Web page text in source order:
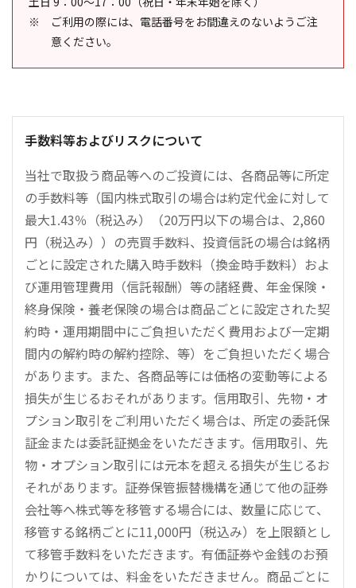
ご利用の際には、電話番号をお間違えのないようご注
意ください。
手数料等およびリスクについて
当社で取扱う商品等へのご投資には、各商品等に所定
の手数料等（国内株式取引の場合は約定代金に対して
最大1.43％（税込み）（20万円以下の場合は、2,860
円（税込み））の売買手数料、投資信託の場合は銘柄
ごとに設定された購入時手数料（換金時手数料）およ
び運用管理費用（信託報酬）等の諸経費、年金保険・
終身保険・養老保険の場合は商品ごとに設定された契
約時・運用期間中にご負担いただく費用および一定期
間内の解約時の解約控除、等）をご負担いただく場合
があります。また、各商品等には価格の変動等による
損失が生じるおそれがあります。信用取引、先物・オ
プション取引をご利用いただく場合は、所定の委託保
証金または委託証拠金をいただきます。信用取引、先
物・オプション取引には元本を超える損失が生じるお
それがあります。証券保管振替機構を通じて他の証券
会社等へ株式等を移管する場合には、数量に応じて、
移管する銘柄ごとに11,000円（税込み）を上限額とし
て移管手数料をいただきます。有価証券や金銭のお預
かりについては、料金をいただきません。商品ごとに